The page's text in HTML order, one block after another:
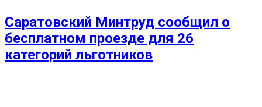
Саратовский Минтруд сообщил о
бесплатном проезде для 26
категорий льготников